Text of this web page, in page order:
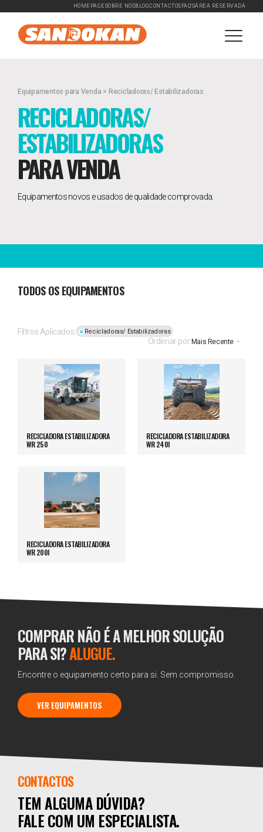
HOMEPAGE SOBRE NÓSBLOGCONTACTOS FAQ'SÁREA RESERVADA
Equipamentos para Venda > Recicladoras/ Estabilizadoras
RECICLADORAS/
ESTABILIZADORAS
PARA VENDA
Equipamentos novos e usados de qualidade comprovada.
TODOS OS EQUIPAMENTOS
Filtros Aplicados: Recicladoras/ Estabilizadoras
Ordenar por: Mais Recente
RECICLADORA ESTABILIZADORA
WR 250
RECICLADORA ESTABILIZADORA
WR 240I
RECICLADORA ESTABILIZADORA
WR 200I
COMPRAR NÃO É A MELHOR SOLUÇÃO
PARA SI?ALUGUE.
Encontre o equipamento certo para si. Sem compromisso.
VER EQUIPAMENTOS
CONTACTOS
TEM ALGUMA DÚVIDA?
FALE COM UM ESPECIALISTA.